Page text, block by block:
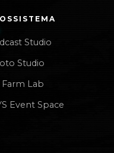
Studio
Studio
Farm Lab
Event Space